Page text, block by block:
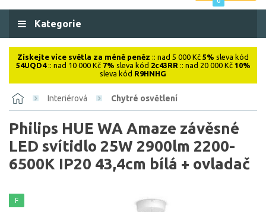
Kategorie
Získejte více světla za méně peněz :: nad 5 000 Kč 5% sleva kód
54UQD4:: nad 10 000 Kč 7% sleva kód 2c43RR :: nad 20 000 Kč 10%
sleva kód R9HNHG
Interiérová Chytré osvětlení
Philips HUE WA Amaze závěsné
LED svítidlo 25W 2900lm 2200-
6500K IP20 43,4cm bílá + ovladač
F